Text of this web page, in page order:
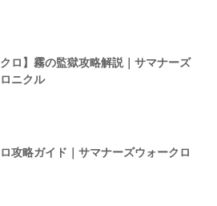
クロ】霧の監獄攻略解説｜サマナーズ
ニクル
攻略ガイド｜サマナーズウォークロ